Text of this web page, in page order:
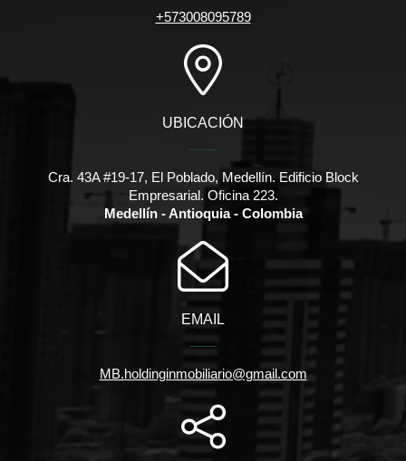
+573008095789
UBICACIÓN
Cra. 43A #19-17, El Poblado, Medellín. Edificio Block
Empresarial. Oficina 223.
Medellín - Antioquia - Colombia
EMAIL
MB.holdinginmobiliario@gmail.com